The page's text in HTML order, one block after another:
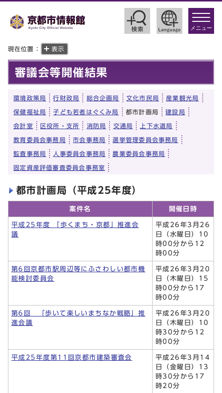
toggle
メニュー
現在位置： 表示
審議会等開催結果
環境政策局 行財政局 総合企画局 文化市民局 産業観光局
保健福祉局 子ども若者はぐくみ局 都市計画局 建設局
会計室 区役所・支所 消防局 交通局 上下水道局
教育委員会事務局 市会事務局 選挙管理委員会事務局
監査事務局 人事委員会事務局 農業委員会事務局
固定資産評価審査委員会事務室
都市計画局（平成25年度）
案件名 開催日時
平成25年度 「歩くまち・京都」推進会
議
平成26年3月26
日（水曜日）10
時00分から12
時00分
第6回京都市駅周辺等にふさわしい都市機
能検討委員会
平成26年3月20
日（木曜日）15
時00分から17
時00分
第6回 「歩いて楽しいまちなか戦略」推
進会議
平成26年3月20
日（木曜日）10
時30分から12
時00分
平成25年度第11回京都市建築審査会
平成26年3月14
日（金曜日）13
時30分から17
時20分